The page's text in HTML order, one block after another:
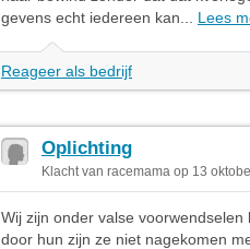
gevens echt iedereen kan... Lees
Reageer als bedrijf
Oplichting
Klacht van racemama op 13
Wij zijn onder valse
door hun zijn ze niet nagekomen